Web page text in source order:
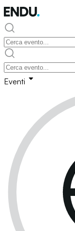
Eventi